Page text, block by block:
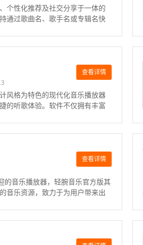
个性化推荐及社交分享于一体的
通过歌曲名、歌手名或专辑名快
查看详情
风格为特色的现代化音乐播放器
的听歌体验。软件不仅拥有丰富
查看详情
的音乐播放器，轻腕音乐官方版其
音乐资源，致力于为用户带来出